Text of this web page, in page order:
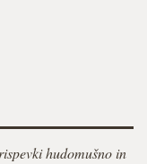
hudomušno in